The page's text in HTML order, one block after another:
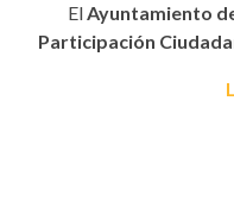
ElAyuntamiento
Participación